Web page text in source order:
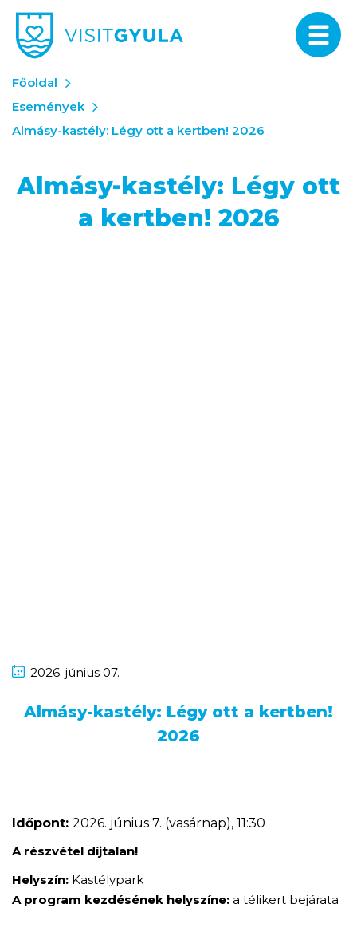
Főoldal
Események
Almásy-kastély: Légy ott a kertben! 2026
Almásy-kastély: Légy ott
a kertben! 2026
2026. június 07.
Almásy-kastély: Légy ott a kertben!
2026
Időpont: 2026. június 7. (vasárnap), 11:30
A részvétel díjtalan!
Helyszín: Kastélypark
A program kezdésének helyszíne: a télikert bejárata